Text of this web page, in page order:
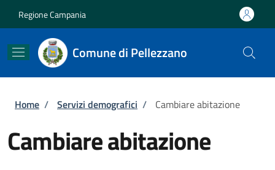
Regione Campania
Comune di Pellezzano
Briciole di pane
Home / Servizi demografici / Cambiare abitazione
Cambiare abitazione